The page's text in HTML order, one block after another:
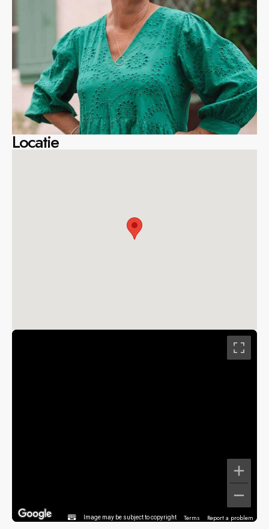
Locatie
Image may be subject to copyright Terms Report a problem